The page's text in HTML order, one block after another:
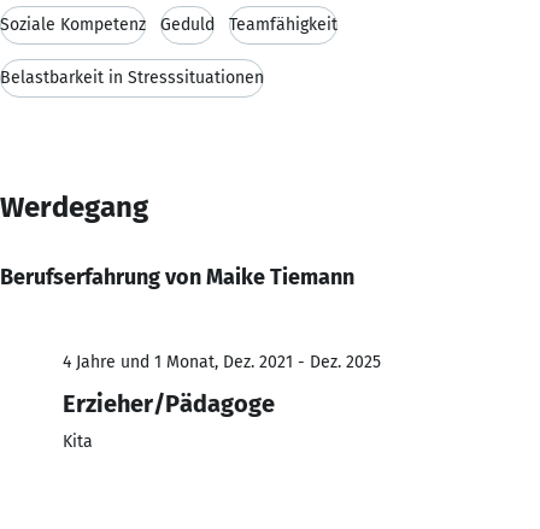
Soziale Kompetenz Geduld Teamfähigkeit
Belastbarkeit in Stresssituationen
Werdegang
Berufserfahrung von Maike Tiemann
4 Jahre und 1 Monat, Dez. 2021 - Dez. 2025
Erzieher/Pädagoge
Kita